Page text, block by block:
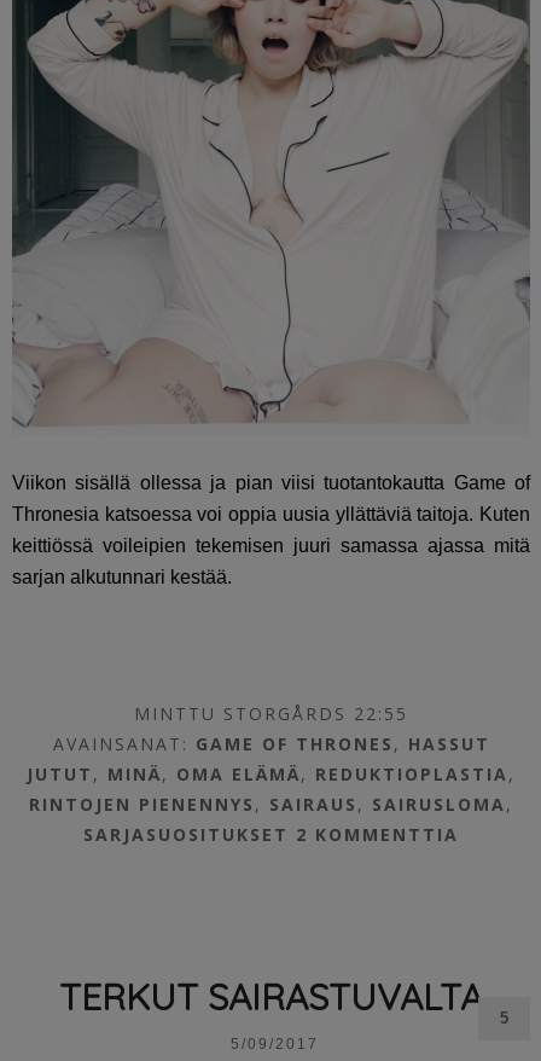
Viikon sisällä ollessa ja pian viisi tuotantokautta Game of
Thronesia katsoessa voi oppia uusia yllättäviä taitoja. Kuten
keittiössä voileipien tekemisen juuri samassa ajassa mitä
sarjan alkutunnari kestää.
MINTTU STORGÅRDS 22:55
AVAINSANAT: GAME OF THRONES , HASSUT
JUTUT , MINÄ, OMA ELÄMÄ, REDUKTIOPLASTIA ,
RINTOJEN PIENENNYS , SAIRAUS , SAIRUSLOMA ,
SARJASUOSITUKSET 2 KOMMENTTIA
TERKUT SAIRASTUVALTA
5/09/2017
5